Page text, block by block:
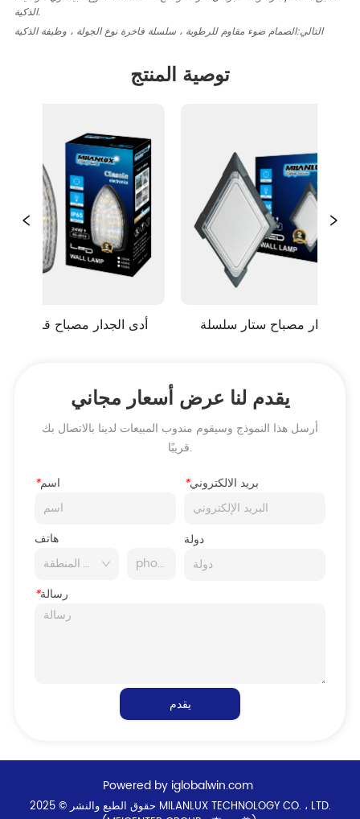
الذكية.
التالي:الصمام ضوء مقاوم للرطوبة ، سلسلة فاخرة نوع الجولة ، وظيفة الذكية
توصية المنتج
أدى الجدار مصباح أدى الجدار مصباح ستار سلسلة
يقدم لنا عرض أسعار مجاني
أرسل هذا النموذج وسيقوم مندوب المبيعات لدينا بالاتصال بك
قريبًا.
*اسم *بريد الالكتروني
هاتف دولة
*رسالة
يقدم
Powered by iglobalwin.com
حقوق الطبع والنشر © 2025 MILANLUX TECHNOLOGY CO. ، LTD.